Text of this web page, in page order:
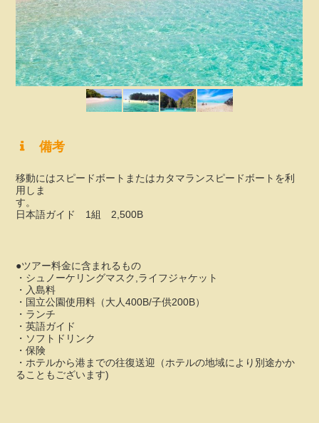
備考
移動にはスピードボートまたはカタマランスピードボートを利
用しま
す
日本語ガイド 1組 2,500B
●ツアー料金に含まれるもの
・シュノーケリングマスク,ライフジャケット
・入島料
・国立公園使用料（大人400B/子供200B）
・ランチ
・英語ガイド
・ソフトドリンク
・保険
・ホテルから港までの往復送迎（ホテルの地域により別途かか
ることもございます)